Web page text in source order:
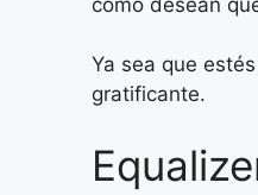
Ya sea que
gratificante.